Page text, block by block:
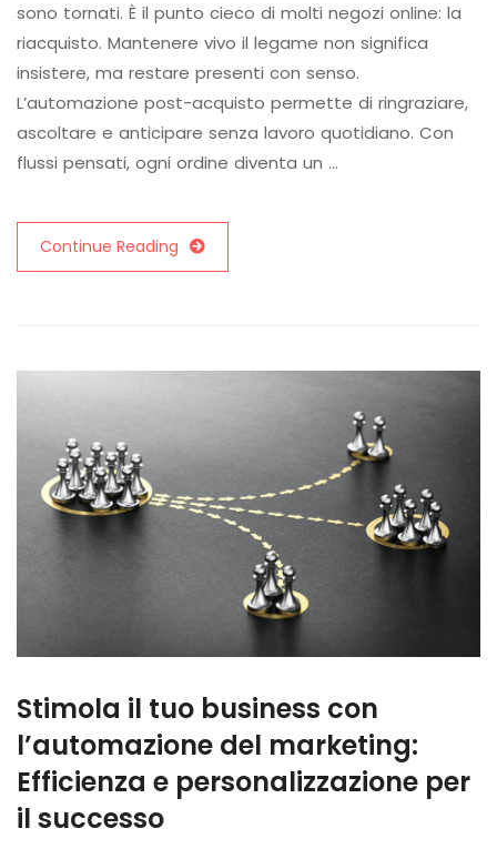
sono tornati. È il punto cieco di molti negozi online: la
riacquisto. Mantenere vivo il legame non significa
insistere, ma restare presenti con senso.
L’automazione post-acquisto permette di ringraziare,
ascoltare e anticipare senza lavoro quotidiano. Con
flussi pensati, ogni ordine diventa un …
Continue Reading
Stimola il tuo business con
l’automazione del marketing:
Efficienza e personalizzazione per
il successo